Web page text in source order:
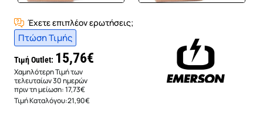
Έχετε επιπλέον ερωτήσεις;
Πτώση Τιμής
Τιμή Outlet: 15,76€
Χαμηλότερη Τιμή των
τελευταίων 30 ημερών
πριν τη μείωση:17,73€
Τιμή Καταλόγου:21,90€